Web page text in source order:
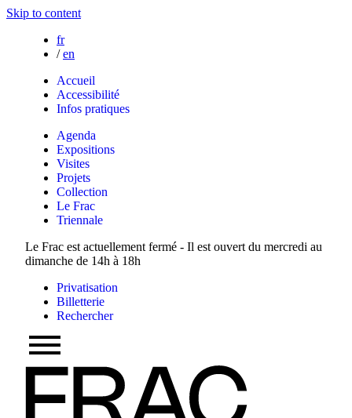
Skip to content
fr
/ en
Accueil
Accessibilité
Infos pratiques
Agenda
Expositions
Visites
Projets
Collection
Le Frac
Triennale
Le Frac est actuellement fermé - Il est ouvert du mercredi au
dimanche de 14h à 18h
Privatisation
Billetterie
Rechercher